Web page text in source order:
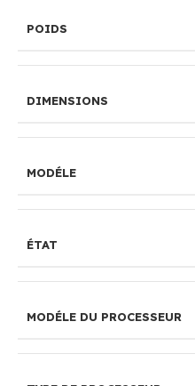
POIDS
DIMENSIONS
MODÉLE
ÉTAT
MODÉLE DU PROCESSEUR